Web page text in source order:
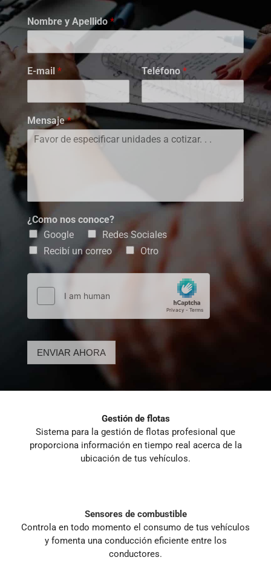
Nombre y Apellido *
E-mail * Teléfono*
Mensaje*
¿Como nos conoce?
Google
Redes Sociales
Recibí un correo
Otro
ENVIAR AHORA
Gestión de flotas
Sistema para la gestión de flotas profesional que
proporciona información en tiempo real acerca de la
ubicación de tus vehículos.
Sensores de combustible
Controla en todo momento el consumo de tus vehículos
y fomenta una conducción eficiente entre los
conductores.